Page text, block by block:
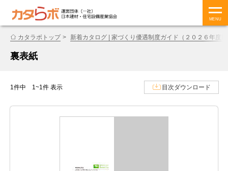
MENU
カタラボトップ 新着カタログ | 家づくり優遇制度ガイド（２０２６年度
裏表紙
1件中 1~1件 表示 目次ダウンロード